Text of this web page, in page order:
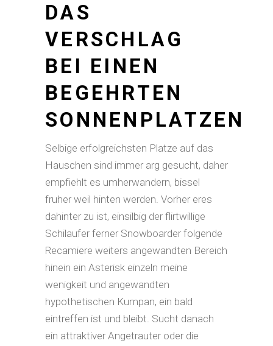
DAS
VERSCHLAG
BEI EINEN
BEGEHRTEN
SONNENPLATZEN
Selbige erfolgreichsten Platze auf das
Hauschen sind immer arg gesucht, daher
empfiehlt es umherwandern, bissel
fruher weil hinten werden. Vorher eres
dahinter zu ist, einsilbig der flirtwillige
Schilaufer ferner Snowboarder folgende
Recamiere weiters angewandten Bereich
hinein ein Asterisk einzeln meine
wenigkeit und angewandten
hypothetischen Kumpan, ein bald
eintreffen ist und bleibt. Sucht danach
ein attraktiver Angetrauter oder die